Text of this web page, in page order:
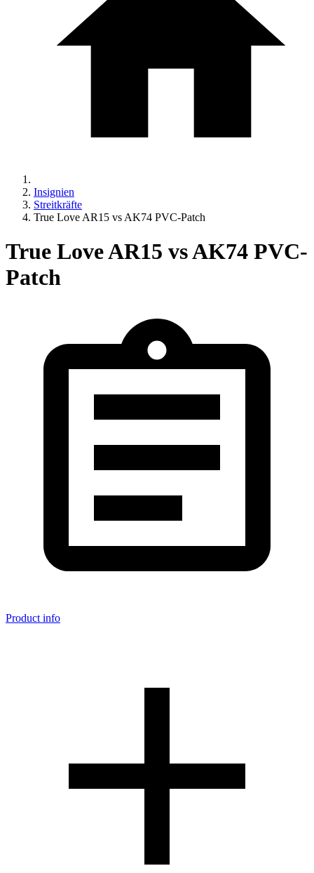
Insignien
Streitkräfte
True Love AR15 vs AK74 PVC-Patch
True Love AR15 vs AK74 PVC-
Patch
Product info